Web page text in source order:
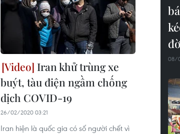
Iran khử trùng xe
buýt, tàu điện ngầm chống
dịch COVID-19
26/02/2020 03:21
Iran hiện là quốc gia có số người chết vì
08/